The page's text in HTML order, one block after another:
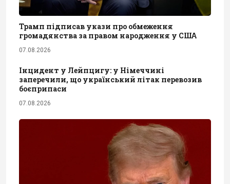
Трамп підписав укази про обмеження
громадянства за правом народження у США
07.08.2026
Інцидент у Лейпцигу: у Німеччині
заперечили, що український літак перевозив
боєприпаси
07.08.2026